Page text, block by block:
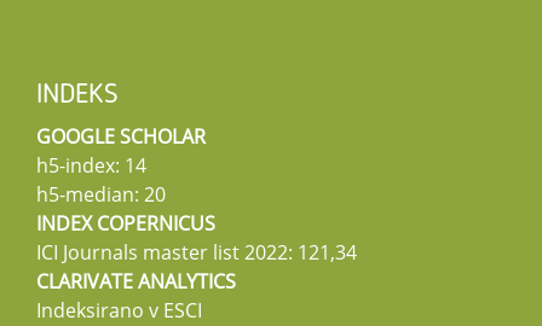
INDEKS
GOOGLE SCHOLAR
h5-index: 14
h5-median: 20
INDEX COPERNICUS
ICI Journals master list 2022: 121,34
CLARIVATE ANALYTICS
Indeksirano v ESCI